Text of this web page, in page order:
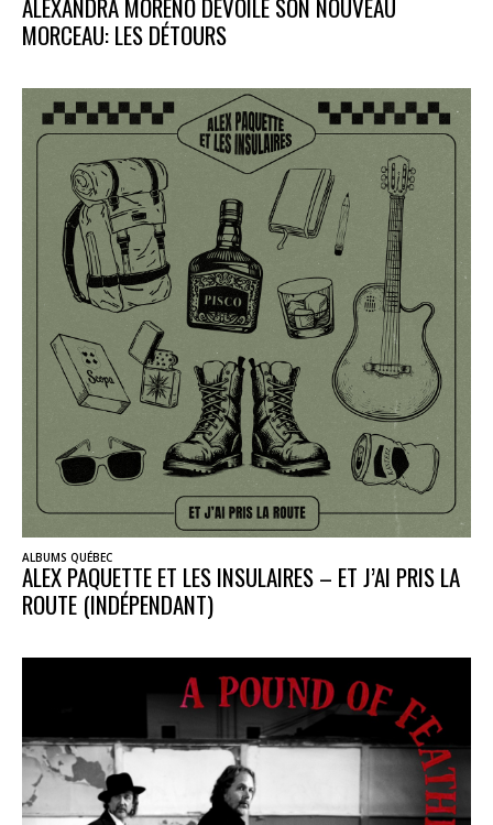
MORCEAU: LES DÉTOURS
ALBUMS QUÉBEC
ALEX PAQUETTE ET LES INSULAIRES – ET J’AI PRIS LA
ROUTE (INDÉPENDANT)